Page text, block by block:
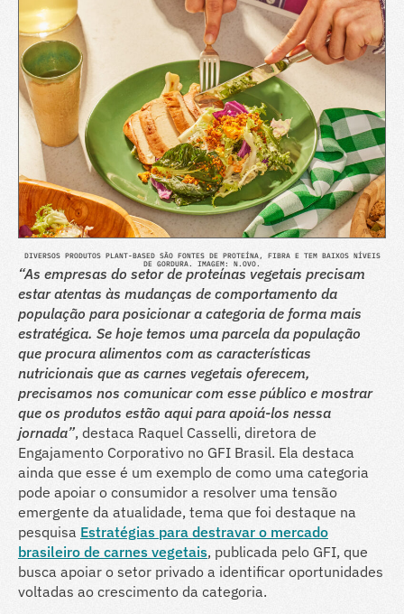
DIVERSOS PRODUTOS PLANT-BASED SÃO FONTES DE PROTEÍNA, FIBRA E TEM BAIXOS NÍVEIS
DE GORDURA. IMAGEM: N.OVO.
“As empresas do setor de proteínas vegetais precisam
estar atentas às mudanças de comportamento da
população para posicionar a categoria de forma mais
estratégica. Se hoje temos uma parcela da população
que procura alimentos com as características
nutricionais que as carnes vegetais oferecem,
precisamos nos comunicar com esse público e mostrar
que os produtos estão aqui para apoiá-los nessa
jornada”, destaca Raquel Casselli, diretora de
Engajamento Corporativo no GFI Brasil. Ela destaca
ainda que esse é um exemplo de como uma categoria
pode apoiar o consumidor a resolver uma tensão
emergente da atualidade, tema que foi destaque na
pesquisa Estratégias para destravar o mercado
brasileiro de carnes vegetais, publicada pelo GFI, que
busca apoiar o setor privado a identificar oportunidades
voltadas ao crescimento da categoria.